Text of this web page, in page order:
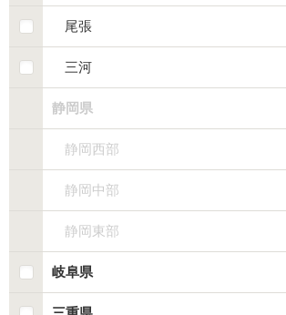
尾張
三河
静岡県
静岡西部
静岡中部
静岡東部
岐阜県